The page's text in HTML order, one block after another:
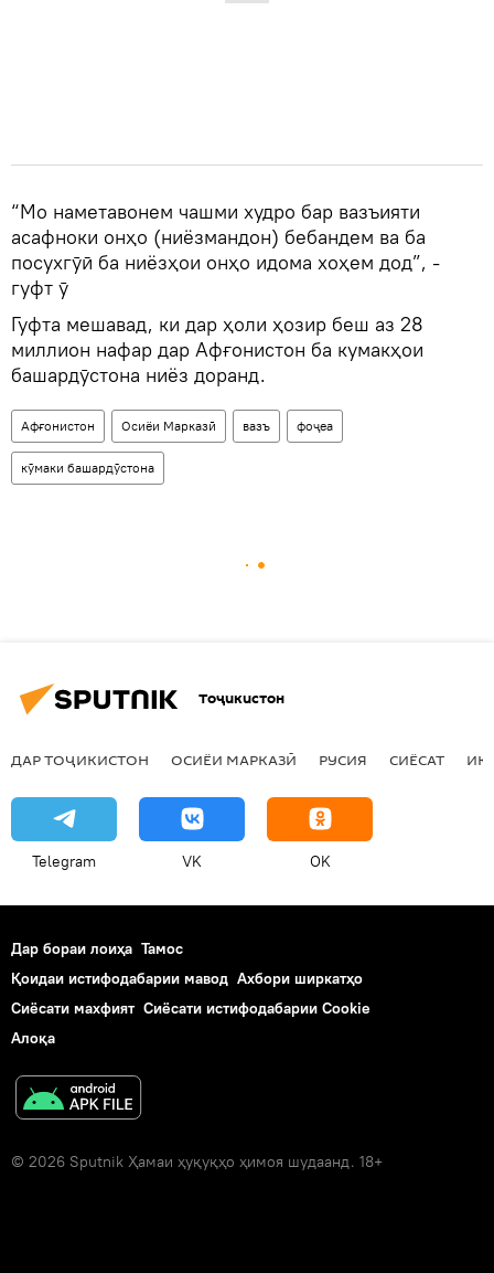
“Мо наметавонем чашми худро бар вазъияти
асафноки онҳо (ниёзмандон) бебандем ва ба
посухгӯӣ ба ниёзҳои онҳо идома хоҳем дод”, -
гуфт ӯ
Гуфта мешавад, ки дар ҳоли ҳозир беш аз 28
миллион нафар дар Афғонистон ба кумакҳои
башардӯстона ниёз доранд.
Афғонистон Осиёи Марказӣ вазъ фоҷеа
кӯмаки башардӯстона
Тоҷикистон
ДАР ТОҶИКИСТОН ОСИЁИ МАРКАЗӢ РУСИЯ СИЁСАТ
Telegram VK OK
Дар бораи лоиҳа Тамос
Қоидаи истифодабарии мавод Ахбори ширкатҳо
Сиёсати махфият Сиёсати истифодабарии Cookie
Алоқа
© 2026 Sputnik Ҳамаи ҳуқуқҳо ҳимоя шудаанд. 18+